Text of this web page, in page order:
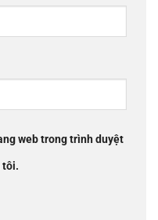
web trong trình duyệt
tôi.